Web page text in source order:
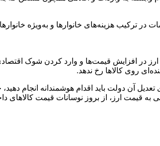
در ترکیب هزینه‌های خانوارها و به‌ویژه
ارز در افزایش قیمت‌ها و وارد کردن شوک
روی کالاها رخ ندهد.
تعدیل آن دولت باید اقدام هوشمندانه
قیمت ارز، از بروز نوسانات قیمت کالاهای